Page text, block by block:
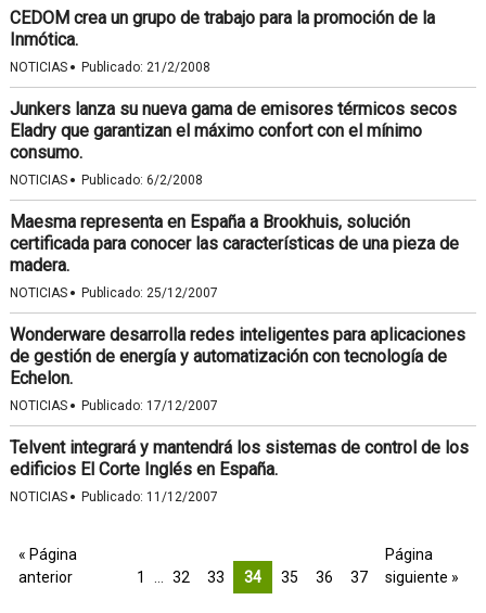
CEDOM crea un grupo de trabajo para la promoción de la
Inmótica.
NOTICIAS · Publicado: 21/2/2008
Junkers lanza su nueva gama de emisores térmicos secos
Eladry que garantizan el máximo confort con el mínimo
consumo.
NOTICIAS · Publicado: 6/2/2008
Maesma representa en España a Brookhuis, solución
certificada para conocer las características de una pieza de
madera.
NOTICIAS · Publicado: 25/12/2007
Wonderware desarrolla redes inteligentes para aplicaciones
de gestión de energía y automatización con tecnología de
Echelon.
NOTICIAS · Publicado: 17/12/2007
Telvent integrará y mantendrá los sistemas de control de los
edificios El Corte Inglés en España.
NOTICIAS · Publicado: 11/12/2007
« Página
anterior
1 32 33 34 35 36 37
Página
siguiente »